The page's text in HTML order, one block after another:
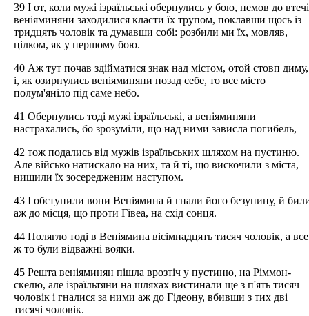
39 І от, коли мужі ізраїльські обернулись у бою, немов до
веніяминяни заходилися класти їх трупом, поклавши щось із
тридцять чоловік та думавши собі: розбили ми їх, мовляв,
цілком, як у першому бою.
40 Аж тут почав здійматися знак над містом, отой стовп диму,
і, як озирнулись веніяминяни позад себе, то все місто
полум'яніло під саме небо.
41 Обернулись тоді мужі ізраїльські, а веніяминяни
настрахались, бо зрозуміли, що над ними зависла погибель,
42 тож подались від мужів ізраїльських шляхом на пустиню.
Але військо натискало на них, та й ті, що вискочили з міста,
нищили їх зосередженим наступом.
43 І обступили вони Веніямина й гнали його безупину, й
аж до місця, що проти Гівеа, на схід сонця.
44 Полягло тоді в Веніямина вісімнадцять тисяч чоловік, а все
ж то були відважні вояки.
45 Решта веніяминян пішла врозтіч у пустиню, на Ріммон-
скелю, але ізраїльтяни на шляхах вистинали ще з п'ять тисяч
чоловік і гналися за ними аж до Гідеону, вбивши з тих дві
тисячі чоловік.